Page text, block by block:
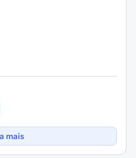
mais